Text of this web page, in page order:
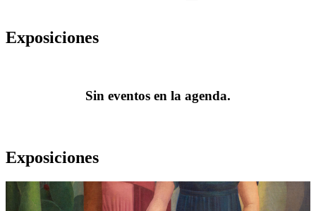
Exposiciones
Sin eventos en la agenda.
Exposiciones